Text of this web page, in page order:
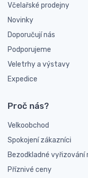
Včelařské prodejny
Novinky
Doporučují nás
Podporujeme
Veletrhy a výstavy
Expedice
Proč nás?
Velkoobchod
Spokojení zákazníci
Bezodkladné vyřizování
Příznivé ceny